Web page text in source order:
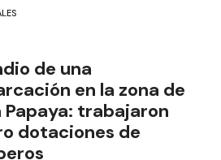
de una
en la zona de
Papaya: trabajaron
dotaciones de